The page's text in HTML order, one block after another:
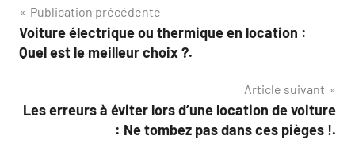
Navigation
de
Publication précédente
Voiture électrique ou thermique en location :
Quel est le meilleur choix ?.
Article suivant
Les erreurs à éviter lors d’une location de voiture
: Ne tombez pas dans ces pièges !.